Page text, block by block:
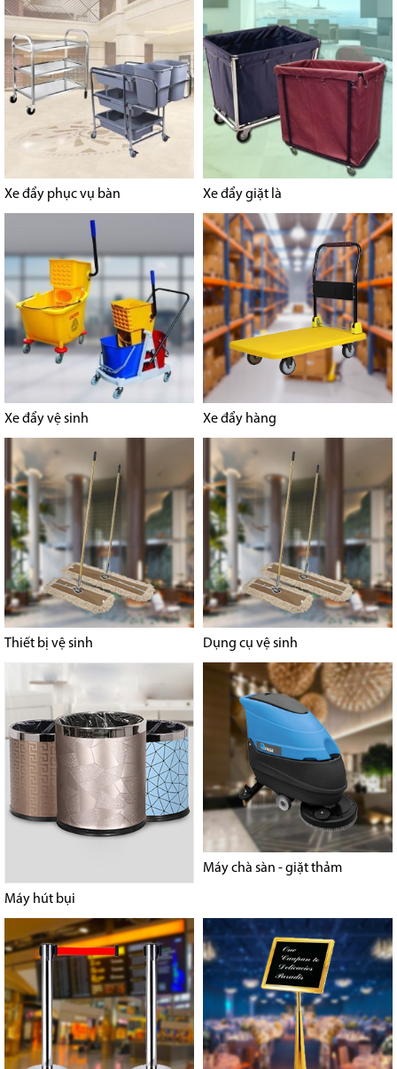
Xe đẩy phục vụ bàn Xe đẩy giặt là
Xe đẩy vệ sinh Xe đẩy hàng
Thiết bị vệ sinh Dụng cụ vệ sinh
Máy hút bụi
Máy chà sàn - giặt thảm